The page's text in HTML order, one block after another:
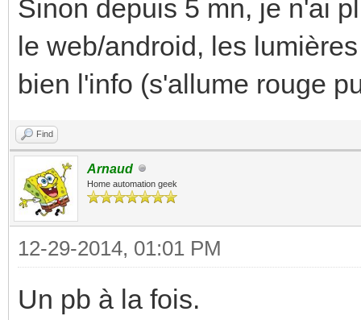
Sinon depuis 5 mn, je n'ai
le web/android, les
bien l'info (s'allume rouge
Find
Arnaud
Home automation geek
12-29-2014, 01:01 PM
Un pb à la fois.